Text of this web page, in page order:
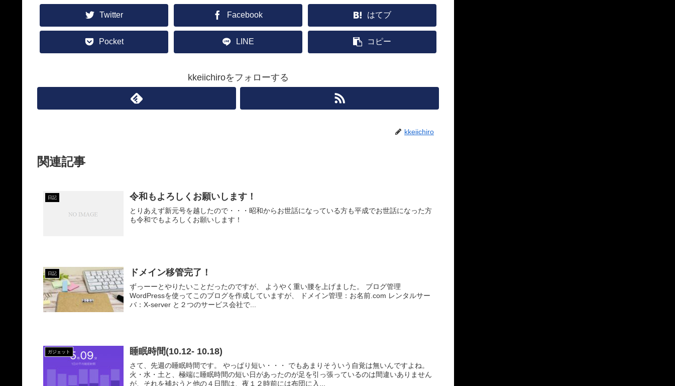
Twitter Facebook はてブ
Pocket LINE コピー
kkeiichiroをフォローする
kkeiichiro
関連記事
日記 令和もよろしくお願いします！
とりあえず新元号を越したので・・・昭和からお世話になっている方も平成でお世話になった方
も令和でもよろしくお願いします！
日記 ドメイン移管完了！
ずっーーとやりたいことだったのですが、 ようやく重い腰を上げました。 ブログ管理
WordPressを使ってこのブログを作成していますが、 ドメイン管理：お名前.com レンタルサー
バ：X-server と２つのサービス会社で...
ガジェット 睡眠時間(10.12- 10.18)
さて、先週の睡眠時間です。 やっぱり短い・・・ でもあまりそういう自覚は無いんですよね。
火・水・土と、極端に睡眠時間の短い日があったのが足を引っ張っているのは間違いありません
が、それを補おうと他の４日間は、夜１２時前には布団に入...